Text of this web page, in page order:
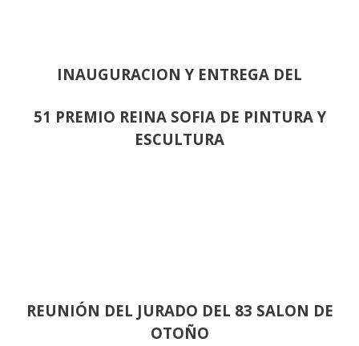
INAUGURACION Y ENTREGA DEL
51 PREMIO REINA SOFIA DE PINTURA Y
ESCULTURA
REUNIÓN DEL JURADO DEL 83 SALON DE
OTOÑO